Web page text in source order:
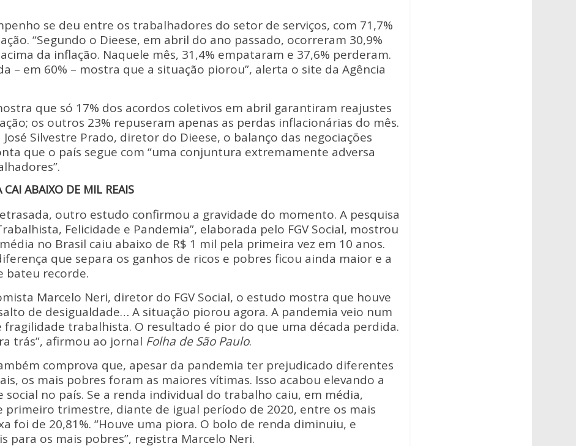
se deu entre os trabalhadores do setor de serviços, com 71,7%
“Segundo o Dieese, em abril do ano passado, ocorreram 30,9%
da inflação. Naquele mês, 31,4% empataram e 37,6% perderam.
– em 60% – mostra que a situação piorou”, alerta o site da Agência
que só 17% dos acordos coletivos em abril garantiram reajustes
os outros 23% repuseram apenas as perdas inflacionárias do mês.
Silvestre Prado, diretor do Dieese, o balanço das negociações
que o país segue com “uma conjuntura extremamente adversa
CAI ABAIXO DE MIL REAIS
outro estudo confirmou a gravidade do momento. A pesquisa
Felicidade e Pandemia”, elaborada pelo FGV Social, mostrou
no Brasil caiu abaixo de R$ 1 mil pela primeira vez em 10 anos.
que separa os ganhos de ricos e pobres ficou ainda maior e a
bateu recorde.
Marcelo Neri, diretor do FGV Social, o estudo mostra que houve
de desigualdade… A situação piorou agora. A pandemia veio num
trabalhista. O resultado é pior do que uma década perdida.
trás”, afirmou ao jornal Folha de São Paulo.
comprova que, apesar da pandemia ter prejudicado diferentes
os mais pobres foram as maiores vítimas. Isso acabou elevando a
social no país. Se a renda individual do trabalho caiu, em média,
primeiro trimestre, diante de igual período de 2020, entre os mais
foi de 20,81%. “Houve uma piora. O bolo de renda diminuiu, e
para os mais pobres”, registra Marcelo Neri.